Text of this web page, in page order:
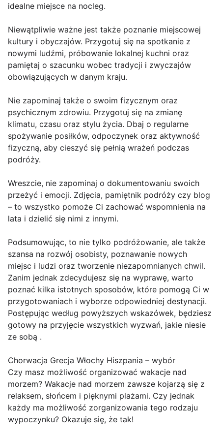
idealne miejsce na nocleg.
Niewątpliwie ważne jest także poznanie miejscowej
kultury i obyczajów. Przygotuj się na spotkanie z
nowymi ludźmi, próbowanie lokalnej kuchni oraz
pamiętaj o szacunku wobec tradycji i zwyczajów
obowiązujących w danym kraju.
Nie zapominaj także o swoim fizycznym oraz
psychicznym zdrowiu. Przygotuj się na zmianę
klimatu, czasu oraz stylu życia. Dbaj o regularne
spożywanie posiłków, odpoczynek oraz aktywność
fizyczną, aby cieszyć się pełnią wrażeń podczas
podróży.
Wreszcie, nie zapominaj o dokumentowaniu swoich
przeżyć i emocji. Zdjęcia, pamiętnik podróży czy blog
– to wszystko pomoże Ci zachować wspomnienia na
lata i dzielić się nimi z innymi.
Podsumowując, to nie tylko podróżowanie, ale także
szansa na rozwój osobisty, poznawanie nowych
miejsc i ludzi oraz tworzenie niezapomnianych chwil.
Zanim jednak zdecydujesz się na wyprawę, warto
poznać kilka istotnych sposobów, które pomogą Ci w
przygotowaniach i wyborze odpowiedniej destynacji.
Postępując według powyższych wskazówek, będziesz
gotowy na przyjęcie wszystkich wyzwań, jakie niesie
ze sobą .
Chorwacja Grecja Włochy Hiszpania – wybór
Czy masz możliwość organizować wakacje nad
morzem? Wakacje nad morzem zawsze kojarzą się z
relaksem, słońcem i pięknymi plażami. Czy jednak
każdy ma możliwość zorganizowania tego rodzaju
wypoczynku? Okazuje się, że tak!